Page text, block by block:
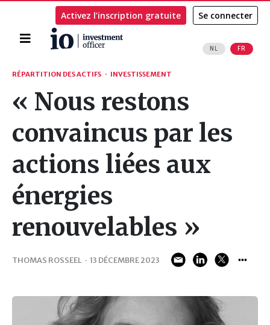
Accueil
NL FR
Activez l’inscription gratuite Se connecter
Rechercher
RÉPARTITION DES ACTIFS · INVESTISSEMENT
« Nous restons
convaincus par les
actions liées aux
énergies
renouvelables »
THOMAS ROSSEEL · 13 DÉCEMBRE 2023